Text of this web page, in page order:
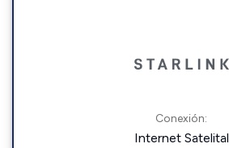
Conexión:
Internet Satelital